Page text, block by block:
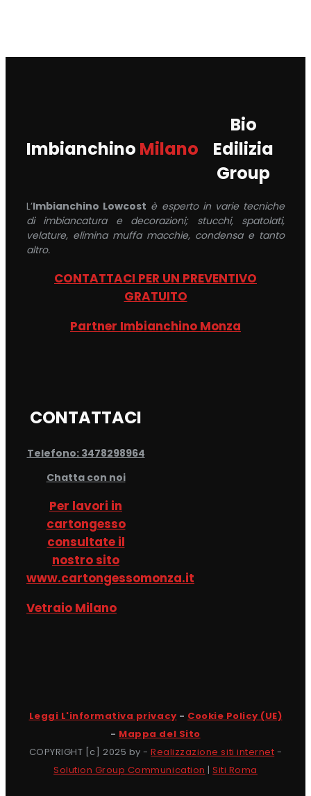
Imbianchino Milano
Bio
Edilizia
Group
L’Imbianchino Lowcost è esperto in varie tecniche
di imbiancatura e decorazioni; stucchi, spatolati,
velature, elimina muffa macchie, condensa e tanto
altro.
CONTATTACI PER UN PREVENTIVO
GRATUITO
Partner Imbianchino Monza
CONTATTACI
Telefono: 3478298964
Chatta con noi
Per lavori in
cartongesso
consultate il
nostro sito
www.cartongessomonza.it
Vetraio Milano
Leggi L'informativa privacy - Cookie Policy (UE)
- Mappa del Sito
COPYRIGHT [c] 2025 by -Realizzazione siti internet -
Solution Group Communication |Siti Roma